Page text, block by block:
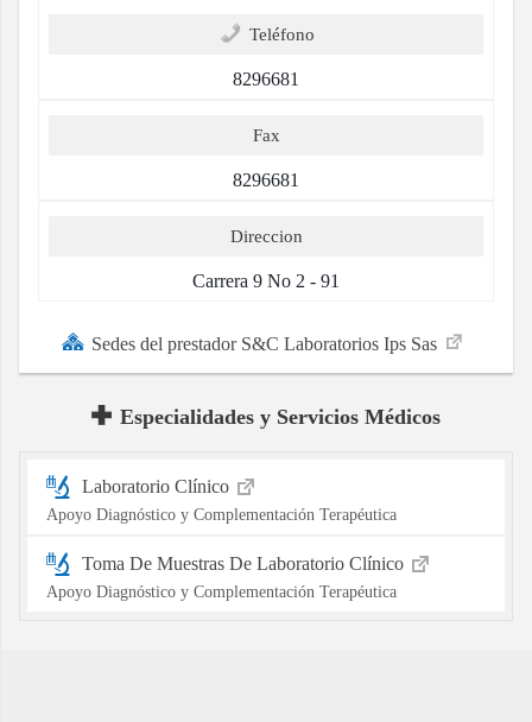
Teléfono
8296681
Fax
8296681
Direccion
Carrera 9 No 2 - 91
Sedes del prestador S&C Laboratorios Ips Sas
Especialidades y Servicios Médicos
Laboratorio Clínico
Apoyo Diagnóstico y Complementación Terapéutica
Toma De Muestras De Laboratorio Clínico
Apoyo Diagnóstico y Complementación Terapéutica